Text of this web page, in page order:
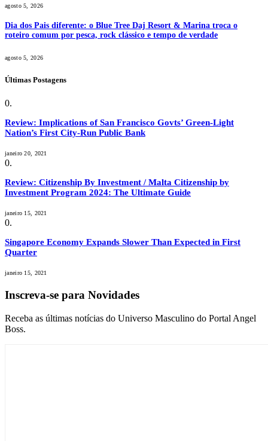
agosto 5, 2026
Dia dos Pais diferente: o Blue Tree Daj Resort & Marina troca o
roteiro comum por pesca, rock clássico e tempo de verdade
agosto 5, 2026
Últimas Postagens
Review: Implications of San Francisco Govts’ Green-Light
Nation’s First City-Run Public Bank
janeiro 20, 2021
Review: Citizenship By Investment / Malta Citizenship by
Investment Program 2024: The Ultimate Guide
janeiro 15, 2021
Singapore Economy Expands Slower Than Expected in First
Quarter
janeiro 15, 2021
Inscreva-se para Novidades
Receba as últimas notícias do Universo Masculino do Portal Angel
Boss.